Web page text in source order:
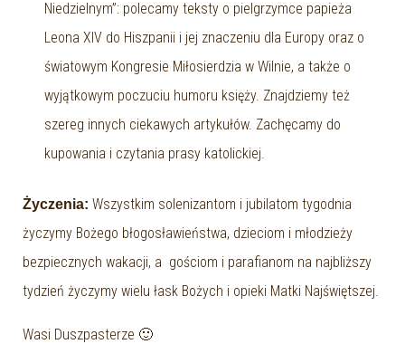
Niedzielnym”: polecamy teksty o pielgrzymce papieża
Leona XIV do Hiszpanii i jej znaczeniu dla Europy oraz o
światowym Kongresie Miłosierdzia w Wilnie, a także o
wyjątkowym poczuciu humoru księży. Znajdziemy też
szereg innych ciekawych artykułów. Zachęcamy do
kupowania i czytania prasy katolickiej.
Życzenia: Wszystkim solenizantom i jubilatom tygodnia
życzymy Bożego błogosławieństwa, dzieciom i młodzieży
bezpiecznych wakacji, a gościom i parafianom na najbliższy
tydzień życzymy wielu łask Bożych i opieki Matki Najświętszej.
Wasi Duszpasterze 🙂